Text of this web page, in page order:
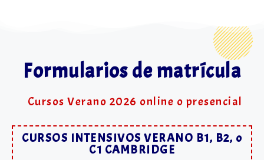
Formularios de matrícula
Cursos Verano 2026 online o presencial
CURSOS INTENSIVOS VERANO B1, B2, o
C1 CAMBRIDGE